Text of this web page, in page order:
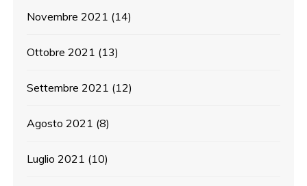
Novembre 2021 (14)
Ottobre 2021 (13)
Settembre 2021 (12)
Agosto 2021 (8)
Luglio 2021 (10)